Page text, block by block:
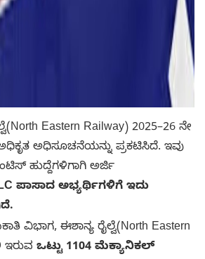
Eastern Railway) 2025–26 ನೇ
ಅಧಿಸೂಚನೆಯನ್ನು ಪ್ರಕಟಿಸಿದೆ. ಇವು
ಹುದ್ದೆಗಳಿಗಾಗಿ ಅರ್ಜಿ
ಪಾಸಾದ ಅಭ್ಯರ್ಥಿಗಳಿಗೆ ಇದು
ಈಶಾನ್ಯ ರೈಲ್ವೆ(North Eastern
ಇರುವ ಒಟ್ಟು 1104 ಮೆಕ್ಯಾನಿಕಲ್